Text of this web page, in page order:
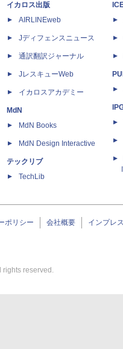
イカロス出版
AIRLINEweb
Jディフェンスニュース
通訳翻訳ジャーナル
JレスキューWeb
イカロスアカデミー
MdN
MdN Books
MdN Design Interactive
テックリブ
TechLib
ポリシー 会社概要 インプレ
rights reserved.